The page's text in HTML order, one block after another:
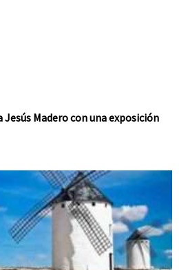
Madero con una exposición